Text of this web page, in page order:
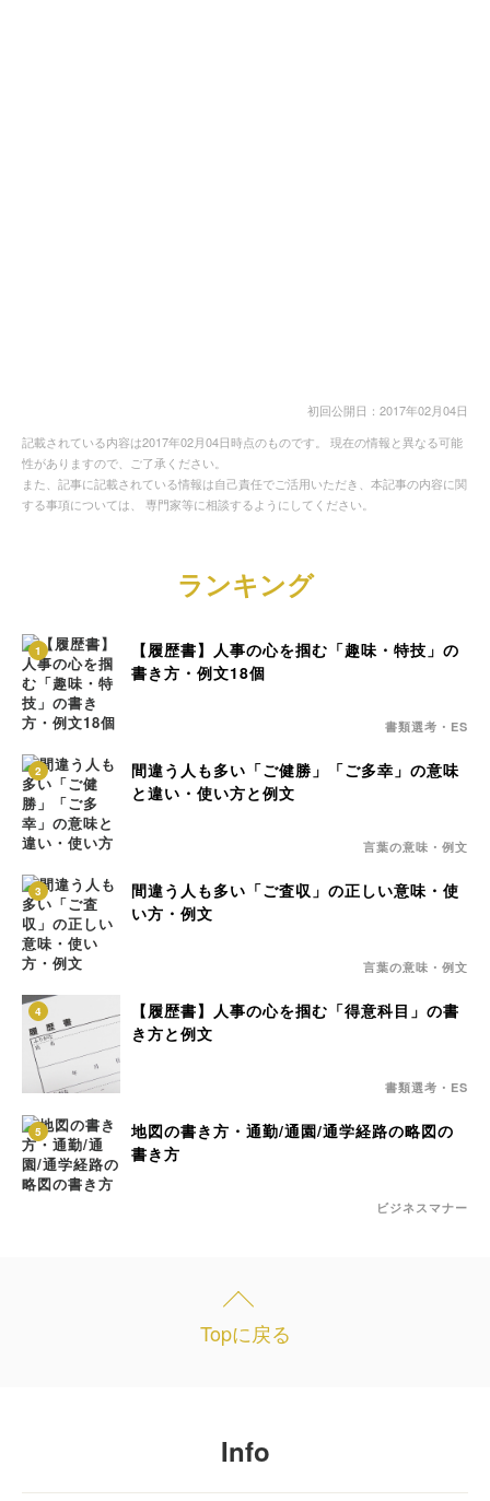
初回公開日：2017年02月04日
記載されている内容は2017年02月04日時点のものです。 現在の情報と異なる可能
性がありますので、ご了承ください。
また、記事に記載されている情報は自己責任でご活用いただき、本記事の内容に関
する事項については、 専門家等に相談するようにしてください。
ランキング
1
【履歴書】人事の心を掴む「趣味・特技」の
書き方・例文18個
書類選考・ES
2
間違う人も多い「ご健勝」「ご多幸」の意味
と違い・使い方と例文
言葉の意味・例文
3
間違う人も多い「ご査収」の正しい意味・使
い方・例文
言葉の意味・例文
4
【履歴書】人事の心を掴む「得意科目」の書
き方と例文
書類選考・ES
5
地図の書き方・通勤/通園/通学経路の略図の
書き方
ビジネスマナー
Topに戻る
Info